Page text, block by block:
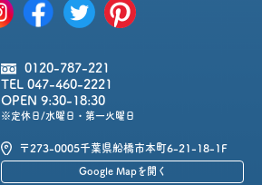
0120-787-221
TEL 047-460-2221
OPEN 9:30-18:30
※定休日/水曜日・第一火曜日
〒273-0005千葉県船橋市本町6-21-18-1F
Google Mapを開く